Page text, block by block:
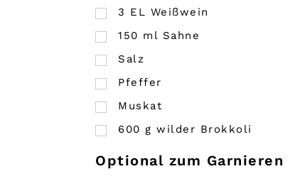
3 EL Weißwein
150 ml Sahne
Salz
Pfeffer
Muskat
600 g wilder Brokkoli
Optional zum Garnieren